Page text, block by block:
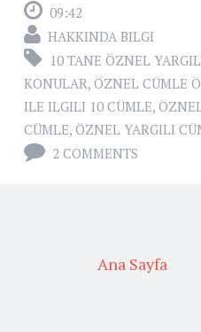
09:42
HAKKINDA BILGI
10 TANE ÖZNEL
KONULAR, ÖZNEL CÜMLE
ILE ILGILI 10 CÜMLE,
CÜMLE, ÖZNEL YARGILI
2 COMMENTS
Ana Sayfa